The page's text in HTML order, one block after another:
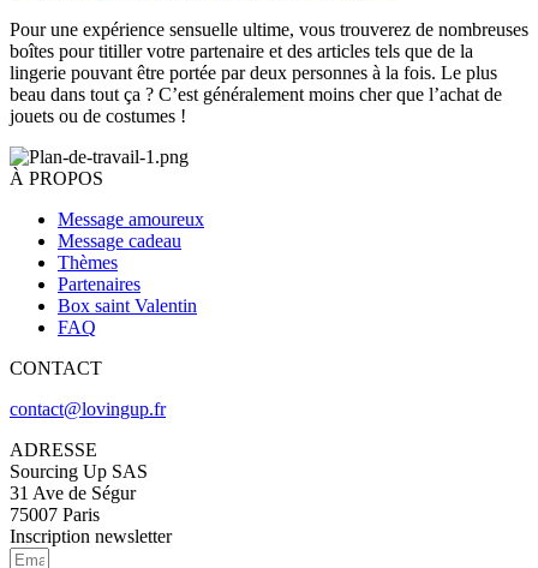
Pour une expérience sensuelle ultime, vous trouverez de nombreuses
boîtes pour titiller votre partenaire et des articles tels que de la
lingerie pouvant être portée par deux personnes à la fois. Le plus
beau dans tout ça ? C’est généralement moins cher que l’achat de
jouets ou de costumes !
À PROPOS
Message amoureux
Message cadeau
Thèmes
Partenaires
Box saint Valentin
FAQ
CONTACT
contact@lovingup.fr
ADRESSE
Sourcing Up SAS
31 Ave de Ségur
75007 Paris
Inscription newsletter